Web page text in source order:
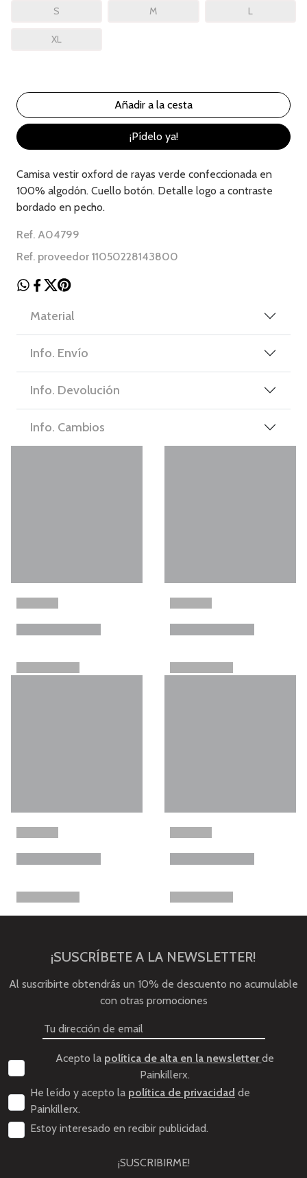
S M L
XL
¡Pídelo ya!
Camisa vestir oxford de rayas verde confeccionada en
100% algodón. Cuello botón. Detalle logo a contraste
bordado en pecho.
Ref. A04799
Ref. proveedor 11050228143800
Material
Info. Envío
Info. Devolución
Info. Cambios
¡SUSCRÍBETE A LA NEWSLETTER!
Al suscribirte obtendrás un 10% de descuento no acumulable
con otras promociones
Acepto la política de alta en la newsletterde
Painkillerx.
He leído y acepto la política de privacidad de
Painkillerx.
Estoy interesado en recibir publicidad.
¡SUSCRIBIRME!